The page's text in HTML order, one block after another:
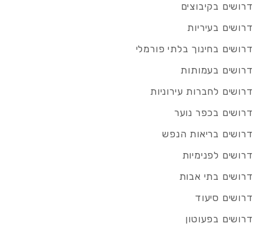
דרושים בקיבוצים
דרושים בעיריות
דרושים בחינוך בלתי פורמלי
דרושים בעמותות
דרושים לחברות עירוניות
דרושים בכפר נוער
דרושים בריאות הנפש
דרושים לפנימיות
דרושים בתי אבות
דרושים סיעוד
דרושים בפעוטון